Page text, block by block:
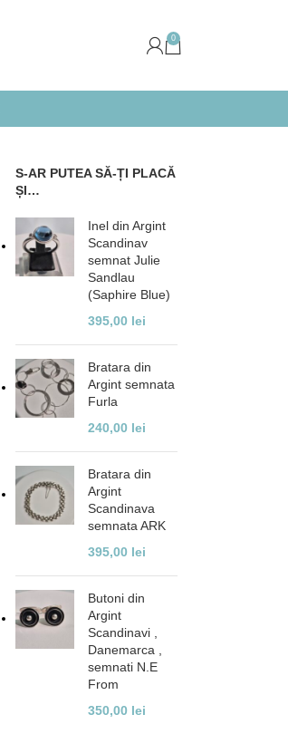
0
S-AR PUTEA SĂ-ȚI PLACĂ
ȘI…
Inel din Argint
Scandinav
semnat Julie
Sandlau
(Saphire Blue)
395,00 lei
Bratara din
Argint semnata
Furla
240,00 lei
Bratara din
Argint
Scandinava
semnata ARK
395,00 lei
Butoni din
Argint
Scandinavi ,
Danemarca ,
semnati N.E
From
350,00 lei